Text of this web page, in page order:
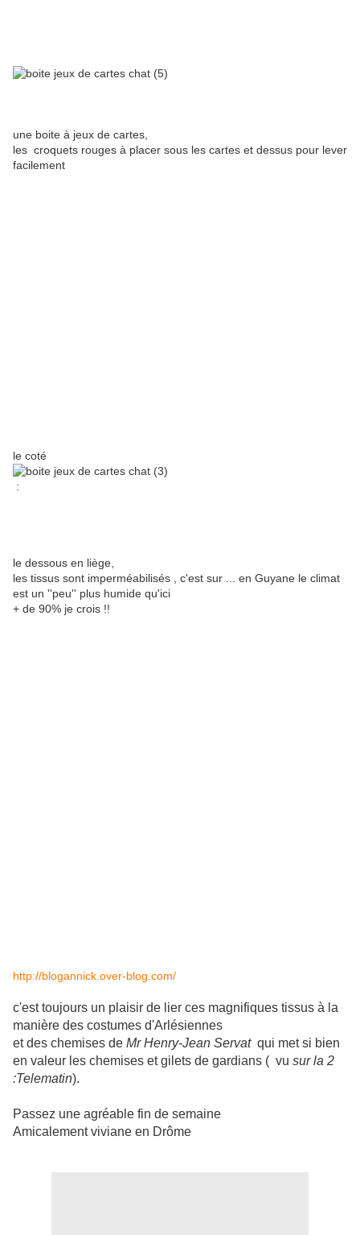
une boite à jeux de cartes,
les croquets rouges à placer sous les cartes et dessus pour lever
facilement
le coté
:
le dessous en liège,
les tissus sont imperméabilisés , c'est sur ... en Guyane le climat
est un ''peu'' plus humide qu'ici
+ de 90% je crois !!
http://blogannick.over-blog.com/
c'est toujours un plaisir de lier ces magnifiques tissus à la
manière des costumes d'Arlésiennes
et des chemises de Mr Henry-Jean Servatqui met si bien
en valeur les chemises et gilets de gardians ( vu sur la 2
:Telematin).
Passez une agréable fin de semaine
Amicalement viviane en Drôme